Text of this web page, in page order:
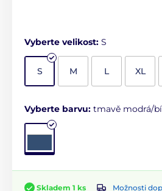
Vyberte velikost: S
S M L XL
Vyberte barvu: tmavě modrá/
Skladem 1 ks
Možnosti